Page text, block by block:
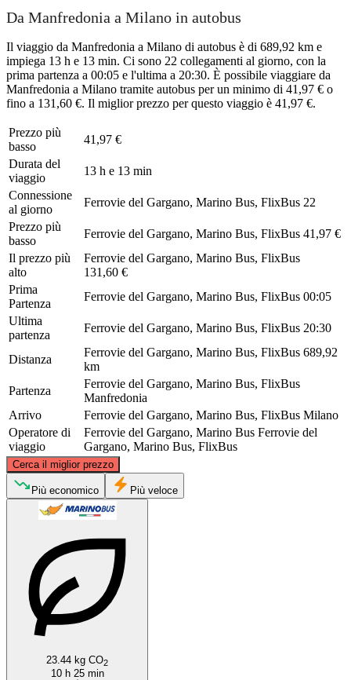
Da Manfredonia a Milano in autobus
Il viaggio da Manfredonia a Milano di autobus è di 689,92 km e
impiega 13 h e 13 min. Ci sono 22 collegamenti al giorno, con la
prima partenza a 00:05 e l'ultima a 20:30. È possibile viaggiare da
Manfredonia a Milano tramite autobus per un minimo di 41,97 € o
fino a 131,60 €. Il miglior prezzo per questo viaggio è 41,97 €.
Prezzo più
basso
41,97 €
Durata del
viaggio
13 h e 13 min
Connessione
al giorno
Ferrovie del Gargano, Marino Bus, FlixBus 22
Prezzo più
basso
Ferrovie del Gargano, Marino Bus, FlixBus 41,97 €
Il prezzo più
alto
Ferrovie del Gargano, Marino Bus, FlixBus
131,60 €
Prima
Partenza
Ferrovie del Gargano, Marino Bus, FlixBus 00:05
Ultima
partenza
Ferrovie del Gargano, Marino Bus, FlixBus 20:30
Distanza
Ferrovie del Gargano, Marino Bus, FlixBus 689,92
km
Partenza
Ferrovie del Gargano, Marino Bus, FlixBus
Manfredonia
Arrivo
Ferrovie del Gargano, Marino Bus, FlixBus Milano
Operatore di
viaggio
Ferrovie del Gargano, Marino Bus Ferrovie del
Gargano, Marino Bus, FlixBus
Cerca il miglior prezzo
Milan
©CARTO, ©OpenStreetMap
Più economico Più veloce
23.44 kg CO2
10 h 25 min